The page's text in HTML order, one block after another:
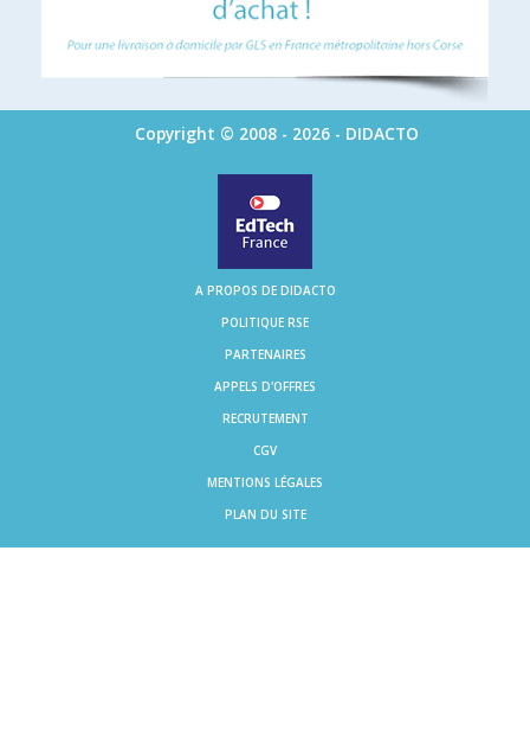
Copyright © 2008 - 2026 - DIDACTO
A PROPOS DE DIDACTO
POLITIQUE RSE
PARTENAIRES
APPELS D'OFFRES
RECRUTEMENT
CGV
MENTIONS LÉGALES
PLAN DU SITE